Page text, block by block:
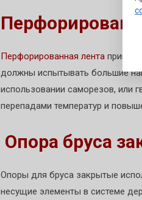
Перфорированная лента
должны испытывать большие
использовании саморезов, или
перепадами температур и
Опора бруса
Опоры для бруса закрытые
несущие элементы в системе